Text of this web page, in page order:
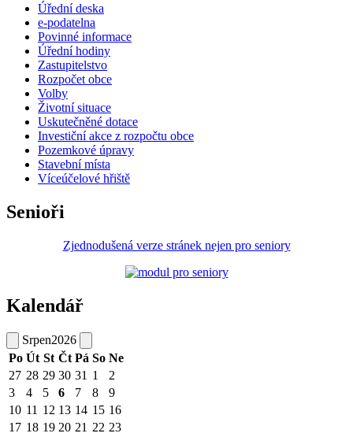
Úřední deska
e-podatelna
Povinné informace
Úřední hodiny
Zastupitelstvo
Rozpočet obce
Volby
Životní situace
Uskutečněné dotace
Investiční akce z rozpočtu obce
Pozemkové úpravy
Stavební místa
Víceúčelové hřiště
Senioři
Zjednodušená verze stránek nejen pro seniory
Kalendář
Srpen2026
Po Út St Čt Pá So Ne
27 28 29 30 31 1
2
3
4 5 6 7 8
9
10 11 12 13 14 15 16
17 18 19 20 21 22 23